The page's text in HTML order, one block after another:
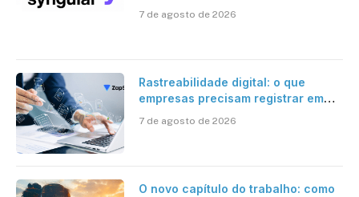
certificação digital
7 de agosto de 2026
Rastreabilidade digital: o que
empresas precisam registrar em
7 de agosto de 2026
O novo capítulo do trabalho: como